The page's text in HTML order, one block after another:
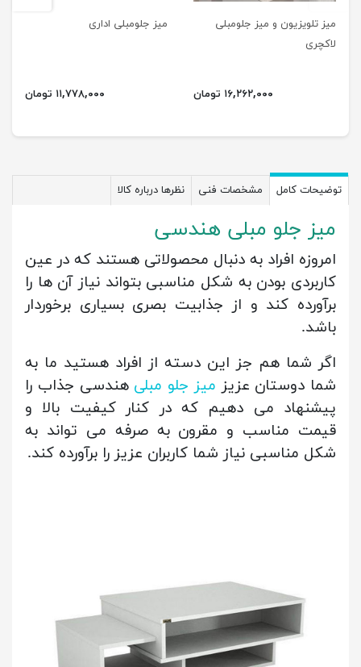
میز تلویزیون و میز جلومبلی
لاکچری
۱۶,۲۶۲,۰۰۰ تومان
میز جلومبلی اداری
۱۱,۷۷۸,۰۰۰ تومان
توضیحات کامل مشخصات فنی نظرها درباره کالا
میز جلو مبلی هندسی
امروزه افراد به دنبال محصولاتی هستند که در عین
کاربردی بودن به شکل مناسبی بتواند نیاز آن ها را
برآورده کند و از جذابیت بصری بسیاری برخوردار
باشد.
اگر شما هم جز این دسته از افراد هستید ما به
شما دوستان عزیز میز جلو مبلی هندسی جذاب را
پیشنهاد می دهیم که در کنار کیفیت بالا و
قیمت مناسب و مقرون به صرفه می تواند به
شکل مناسبی نیاز شما کاربران عزیز را برآورده کند.